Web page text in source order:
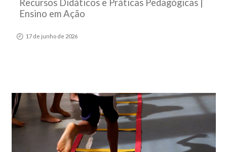
Recursos Didáticos e Práticas Pedagógicas |
Ensino em Ação
17 de junho de 2026